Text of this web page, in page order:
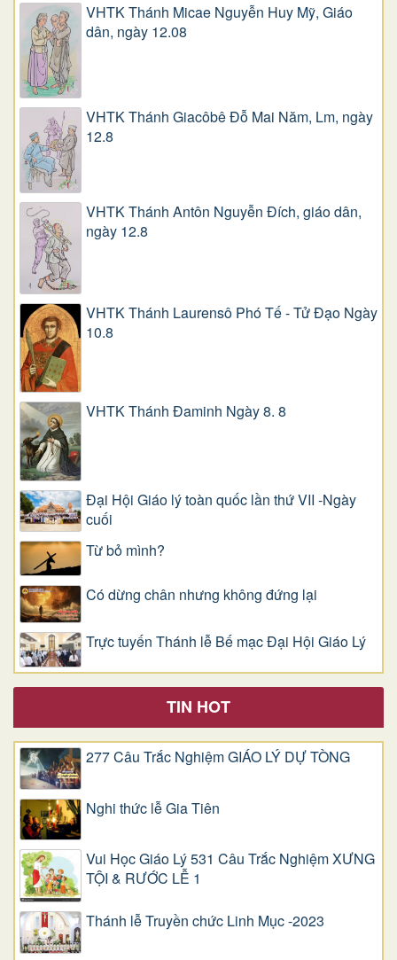
VHTK Thánh Micae Nguyễn Huy Mỹ, Giáo
dân, ngày 12.08
VHTK Thánh Giacôbê Ðỗ Mai Năm, Lm, ngày
12.8
VHTK Thánh Antôn Nguyễn Ðích, giáo dân,
ngày 12.8
VHTK Thánh Laurensô Phó Tế - Tử Đạo Ngày
10.8
VHTK Thánh Đaminh Ngày 8. 8
Đại Hội Giáo lý toàn quốc lần thứ VII -Ngày
cuối
Từ bỏ mình?
Có dừng chân nhưng không đứng lại
Trực tuyến Thánh lễ Bế mạc Đại Hội Giáo Lý
TIN HOT
277 Câu Trắc Nghiệm GIÁO LÝ DỰ TÒNG
Nghi thức lễ Gia Tiên
Vui Học Giáo Lý 531 Câu Trắc Nghiệm XƯNG
TỘI & RƯỚC LỄ 1
Thánh lễ Truyền chức Linh Mục -2023